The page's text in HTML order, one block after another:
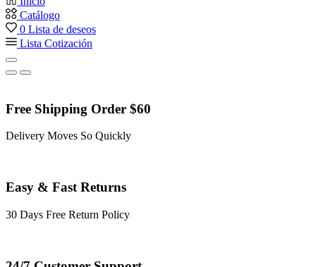
Catálogo
0 Lista de deseos
Lista Cotización
Free Shipping Order $60
Delivery Moves So Quickly
Easy & Fast Returns
30 Days Free Return Policy